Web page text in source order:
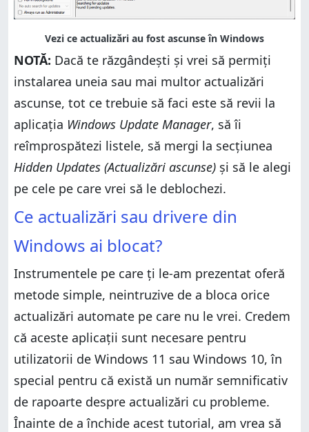
NOTĂ: Dacă te răzgândești și vrei să permiți
instalarea uneia sau mai multor actualizări
ascunse, tot ce trebuie să faci este să revii la
aplicația Windows Update Manager, să îi
reîmprospătezi listele, să mergi la secțiunea
Hidden Updates (Actualizări ascunse) și să le alegi
pe cele pe care vrei să le deblochezi.
Ce actualizări sau drivere din
Windows ai blocat?
Instrumentele pe care ți le-am prezentat oferă
metode simple, neintruzive de a bloca orice
actualizări automate pe care nu le vrei. Credem
că aceste aplicații sunt necesare pentru
utilizatorii de Windows 11 sau Windows 10, în
special pentru că există un număr semnificativ
de rapoarte despre actualizări cu probleme.
Înainte de a închide acest tutorial, am vrea să